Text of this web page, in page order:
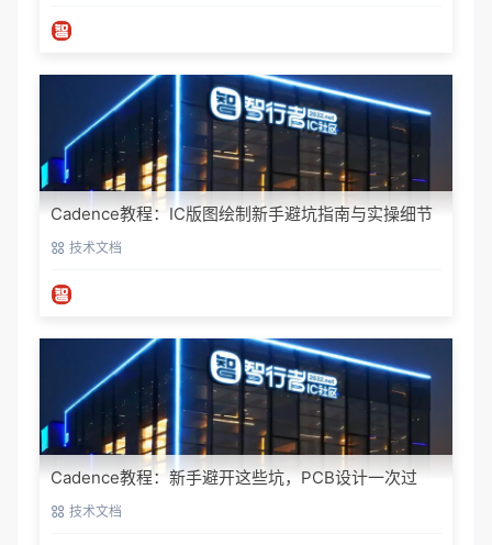
Cadence教程：IC版图绘制新手避坑指南与实操细节
技术文档
Cadence教程：新手避开这些坑，PCB设计一次过
技术文档